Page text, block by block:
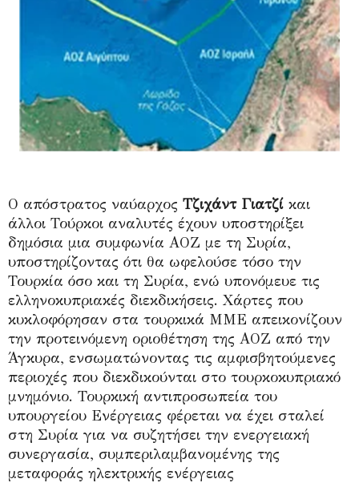
Ο απόστρατος ναύαρχος Τζιχάντ Γιατζί και
άλλοι Τούρκοι αναλυτές έχουν υποστηρίξει
δημόσια μια συμφωνία ΑΟΖ με τη Συρία,
υποστηρίζοντας ότι θα ωφελούσε τόσο την
Τουρκία όσο και τη Συρία, ενώ υπονόμευε τις
ελληνοκυπριακές διεκδικήσεις. Χάρτες που
κυκλοφόρησαν στα τουρκικά ΜΜΕ απεικονίζουν
την προτεινόμενη οριοθέτηση της ΑΟΖ από την
Άγκυρα, ενσωματώνοντας τις αμφισβητούμενες
περιοχές που διεκδικούνται στο τουρκοκυπριακό
μνημόνιο. Τουρκική αντιπροσωπεία του
υπουργείου Ενέργειας φέρεται να έχει σταλεί
στη Συρία για να συζητήσει την ενεργειακή
συνεργασία, συμπεριλαμβανομένης της
μεταφοράς ηλεκτρικής ενέργειας